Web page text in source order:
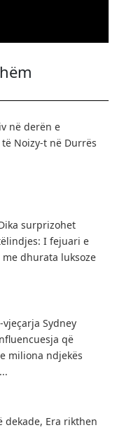
në derën e
Noizy-t në Durrës
surprizohet
I fejuari e
dhurata luksoze
vjeçarja Sydney
që
miliona ndjekës
dekade, Era rikthen